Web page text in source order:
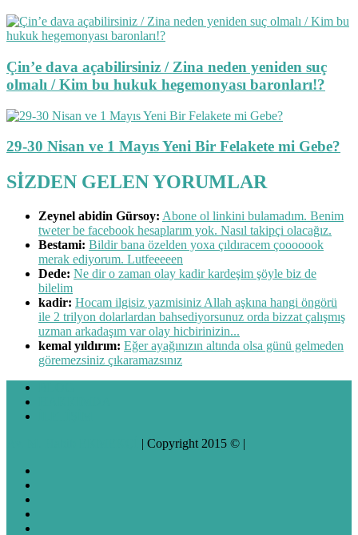
Çin’e dava açabilirsiniz / Zina neden yeniden suç
olmalı / Kim bu hukuk hegemonyası baronları!?
29-30 Nisan ve 1 Mayıs Yeni Bir Felakete mi Gebe?
SİZDEN GELEN YORUMLAR
Zeynel abidin Gürsoy: Abone ol linkini bulamadım. Benim
tweter be facebook hesaplarım yok. Nasıl takipçi olacağız.
Bestami: Bildir bana özelden yoxa çıldıracem çooooook
merak ediyorum. Lutfeeeeen
Dede: Ne dir o zaman olay kadir kardeşim şöyle biz de
bilelim
kadir: Hocam ilgisiz yazmisiniz Allah aşkına hangi öngörü
ile 2 trilyon dolarlardan bahsediyorsunuz orda bizzat çalışmış
uzman arkadaşım var olay hicbirinizin...
kemal yıldırım: Eğer ayağınızın altında olsa günü gelmeden
göremezsiniz çıkaramazsınız
| Copyright 2015 © |